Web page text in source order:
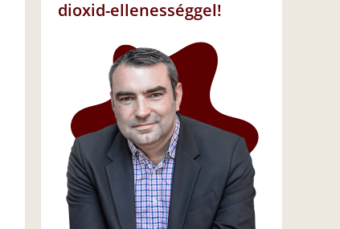
dioxid-ellenességgel!